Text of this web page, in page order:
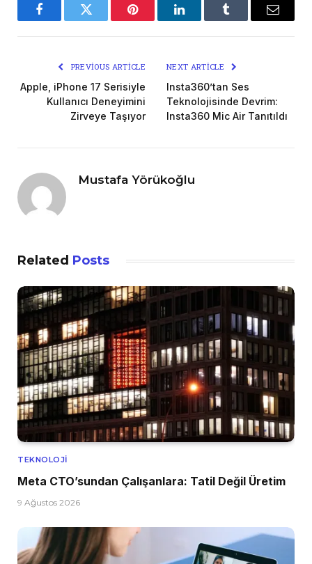
FacebookTwitter Pinterest LinkedInTumblr Email
PREVIOUS ARTICLE
Apple, iPhone 17 Serisiyle
Kullanıcı Deneyimini
Zirveye Taşıyor
NEXT ARTICLE
Insta360’tan Ses
Teknolojisinde Devrim:
Insta360 Mic Air Tanıtıldı
Mustafa Yörükoğlu
Related Posts
TEKNOLOJI
Meta CTO’sundan Çalışanlara: Tatil Değil Üretim
9 Ağustos 2026